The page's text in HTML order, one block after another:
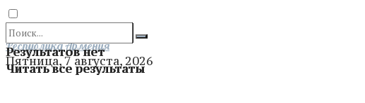
Результатов нет
Читать все результаты
Отправить
Республика Армения
Пятница, 7 августа, 2026